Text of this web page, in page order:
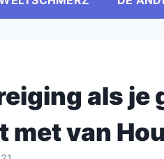
als
met van